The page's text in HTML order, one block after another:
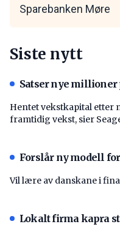
Sparebanken Møre
Siste nytt
Satser nye millioner
Hentet vekstkapital etter
framtidig vekst, sier
Forslår ny modell
Vil lære av danskane i
Lokalt firma kapra